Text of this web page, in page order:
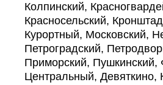
Колпинский,
Красносельский,
Курортный, Московский,
Петроградский,
Приморский, Пушкинский,
Центральный, Девяткино,